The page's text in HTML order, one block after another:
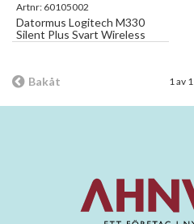
Artnr: 60105002
Datormus Logitech M330
Silent Plus Svart Wireless
Bakåt 1 av 1